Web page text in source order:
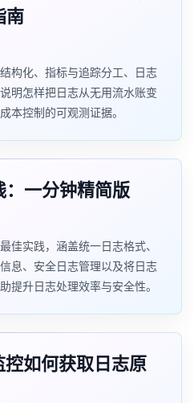
南
构化、指标与追踪分工、日志
明怎样把日志从无用流水账变
本控制的可观测证据。
一分钟精简版
佳实践，涵盖统一日志格式、
息、安全日志管理以及将日志
提升日志处理效率与安全性。
如何获取日志原